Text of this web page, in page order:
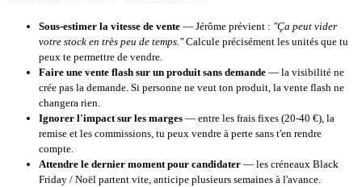
Sous-estimer la vitesse de vente — Jérôme prévient : "Ça peut vider
votre stock en très peu de temps."Calcule précisément les unités que tu
peux te permettre de vendre.
Faire une vente flash sur un produit sans demande — la visibilité ne
crée pas la demande. Si personne ne veut ton produit, la vente flash ne
changera rien.
Ignorer l'impact sur les marges — entre les frais fixes (20-40 €), la
remise et les commissions, tu peux vendre à perte sans t'en rendre
compte.
Attendre le dernier moment pour candidater — les créneaux Black
Friday / Noël partent vite, anticipe plusieurs semaines à l'avance.